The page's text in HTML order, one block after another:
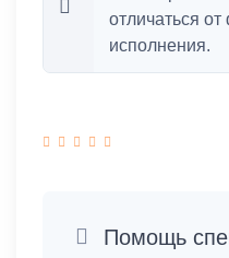
отличаться от
исполнения.
Помощь